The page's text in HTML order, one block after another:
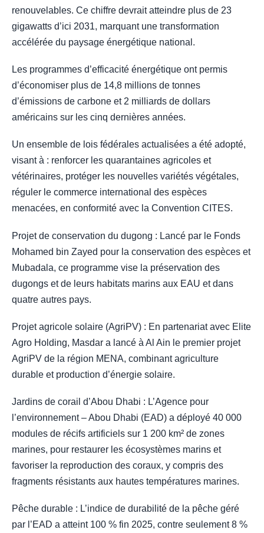
renouvelables. Ce chiffre devrait atteindre plus de 23
gigawatts d’ici 2031, marquant une transformation
accélérée du paysage énergétique national.
Les programmes d’efficacité énergétique ont permis
d’économiser plus de 14,8 millions de tonnes
d’émissions de carbone et 2 milliards de dollars
américains sur les cinq dernières années.
Un ensemble de lois fédérales actualisées a été adopté,
visant à : renforcer les quarantaines agricoles et
vétérinaires, protéger les nouvelles variétés végétales,
réguler le commerce international des espèces
menacées, en conformité avec la Convention CITES.
Projet de conservation du dugong : Lancé par le Fonds
Mohamed bin Zayed pour la conservation des espèces et
Mubadala, ce programme vise la préservation des
dugongs et de leurs habitats marins aux EAU et dans
quatre autres pays.
Projet agricole solaire (AgriPV) : En partenariat avec Elite
Agro Holding, Masdar a lancé à Al Ain le premier projet
AgriPV de la région MENA, combinant agriculture
durable et production d’énergie solaire.
Jardins de corail d’Abou Dhabi : L’Agence pour
l’environnement – Abou Dhabi (EAD) a déployé 40 000
modules de récifs artificiels sur 1 200 km² de zones
marines, pour restaurer les écosystèmes marins et
favoriser la reproduction des coraux, y compris des
fragments résistants aux hautes températures marines.
Pêche durable : L’indice de durabilité de la pêche géré
par l’EAD a atteint 100 % fin 2025, contre seulement 8 %